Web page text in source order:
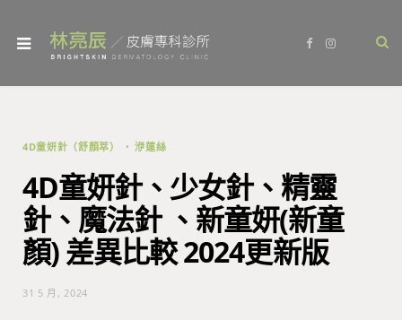
b
I
a
4D童妍針（舒顏萃） 洢蓮絲
4D童妍針、少女針、精靈
針、魔法針 、新童妍(新童
顏) 差異比較 2024更新版
31 5 月, 2024